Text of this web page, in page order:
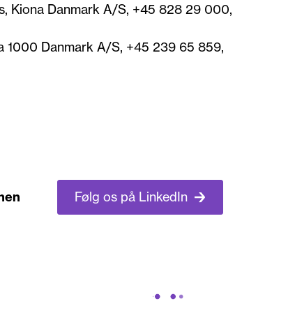
Kiona Danmark A/S, +45 828 29 000,
1000 Danmark A/S, +45 239 65 859,
Følg os på LinkedIn